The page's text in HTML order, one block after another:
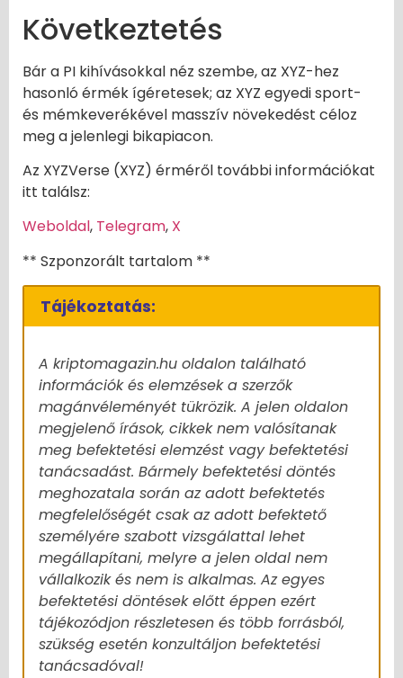
Következtetés
Bár a PI kihívásokkal néz szembe, az XYZ-hez
hasonló érmék ígéretesek; az XYZ egyedi sport-
és mémkeverékével masszív növekedést céloz
meg a jelenlegi bikapiacon.
Az XYZVerse (XYZ) érméről további információkat
itt találsz:
Weboldal, Telegram, X
** Szponzorált tartalom **
Tájékoztatás:
A kriptomagazin.hu oldalon található
információk és elemzések a szerzők
magánvéleményét tükrözik. A jelen oldalon
megjelenő írások, cikkek nem valósítanak
meg befektetési elemzést vagy befektetési
tanácsadást. Bármely befektetési döntés
meghozatala során az adott befektetés
megfelelőségét csak az adott befektető
személyére szabott vizsgálattal lehet
megállapítani, melyre a jelen oldal nem
vállalkozik és nem is alkalmas. Az egyes
befektetési döntések előtt éppen ezért
tájékozódjon részletesen és több forrásból,
szükség esetén konzultáljon befektetési
tanácsadóval!